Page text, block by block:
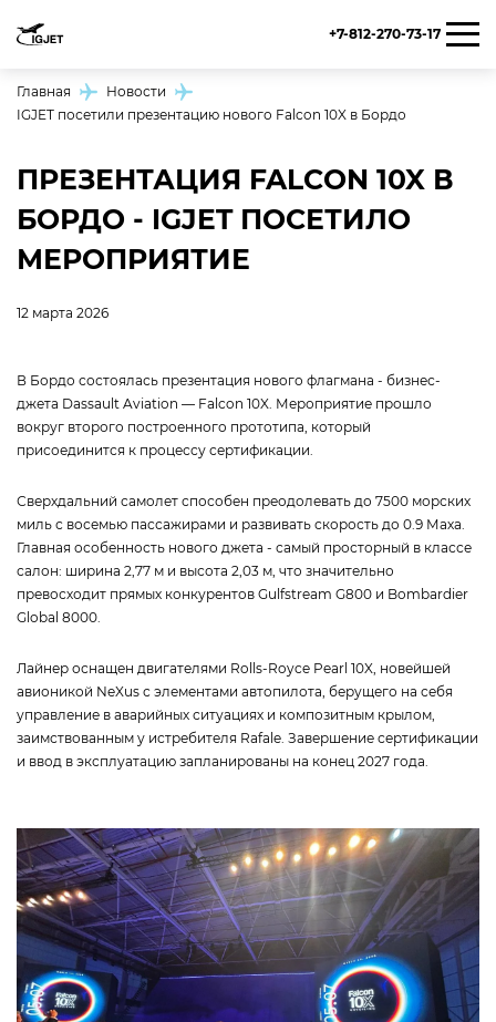
+7-812-270-73-17
Главная
Новости
IGJET посетили презентацию нового Falcon 10X в Бордо
ПРЕЗЕНТАЦИЯ FALCON 10X В
БОРДО - IGJET ПОСЕТИЛО
МЕРОПРИЯТИЕ
12 марта 2026
В Бордо состоялась презентация нового флагмана - бизнес-
джета Dassault Aviation — Falcon 10X. Мероприятие прошло
вокруг второго построенного прототипа, который
присоединится к процессу сертификации.
Сверхдальний самолет способен преодолевать до 7500 морских
миль с восемью пассажирами и развивать скорость до 0.9 Маха.
Главная особенность нового джета - самый просторный в классе
салон: ширина 2,77 м и высота 2,03 м, что значительно
превосходит прямых конкурентов Gulfstream G800 и Bombardier
Global 8000.
Лайнер оснащен двигателями Rolls-Royce Pearl 10X, новейшей
авионикой NeXus с элементами автопилота, берущего на себя
управление в аварийных ситуациях и композитным крылом,
заимствованным у истребителя Rafale. Завершение сертификации
и ввод в эксплуатацию запланированы на конец 2027 года.